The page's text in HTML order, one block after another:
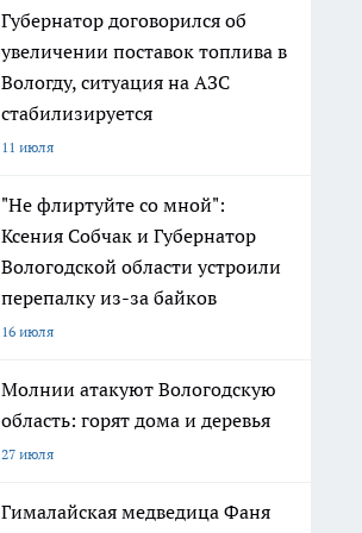
Губернатор договорился об
увеличении поставок топлива в
Вологду, ситуация на АЗС
стабилизируется
11 июля
"Не флиртуйте со мной":
Ксения Собчак и Губернатор
Вологодской области устроили
перепалку из-за байков
16 июля
Молнии атакуют Вологодскую
область: горят дома и деревья
27 июля
Гималайская медведица Фаня